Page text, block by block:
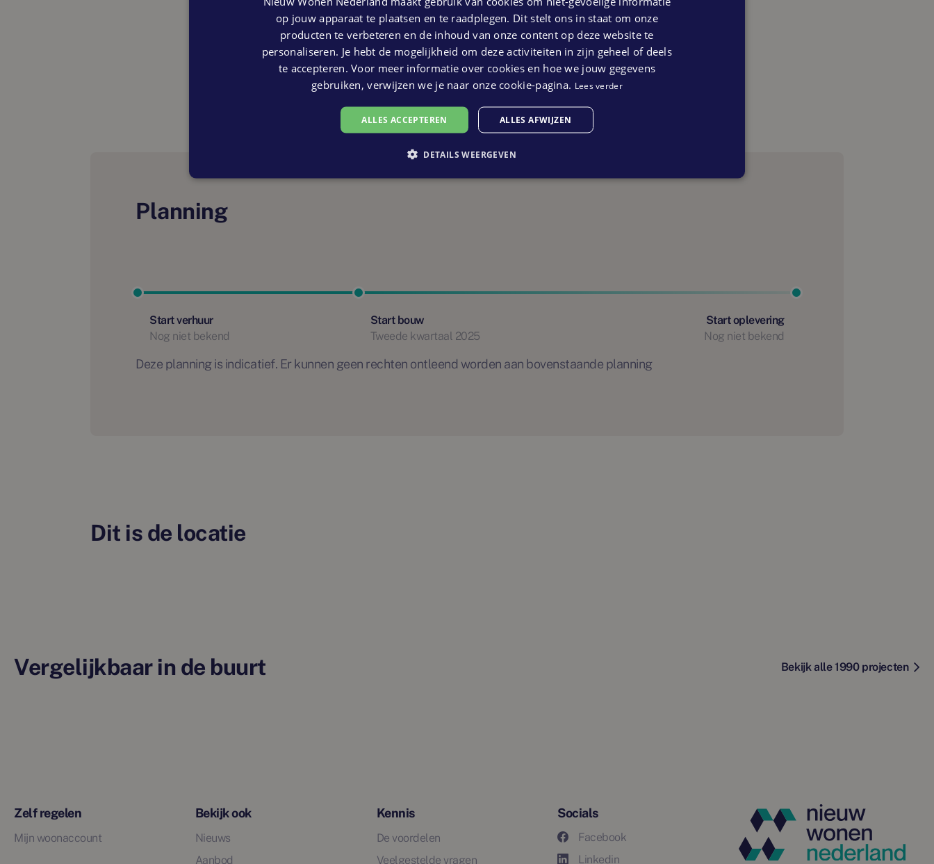
Planning
Start verhuur
Nog niet bekend
Start bouw
Tweede kwartaal 2025
Start oplevering
Nog niet bekend
Deze planning is indicatief. Er kunnen geen rechten ontleend worden aan bovenstaande planning
Dit is de locatie
Vergelijkbaar in de buurt Bekijk alle 1990 projecten
Zelf regelen
Mijn woonaccount
Bekijk ook
Nieuws
Aanbod
Kennis
De voordelen
Veelgestelde vragen
Socials
Facebook
Linkedin
op jouw apparaat te plaatsen en te raadplegen. Dit stelt ons in staat om onze
producten te verbeteren en de inhoud van onze content op deze website te
personaliseren. Je hebt de mogelijkheid om deze activiteiten in zijn geheel of deels
te accepteren. Voor meer informatie over cookies en hoe we jouw gegevens
gebruiken, verwijzen we je naar onze cookie-pagina. Lees verder
ALLES ACCEPTEREN ALLES AFWIJZEN
DETAILS WEERGEVEN